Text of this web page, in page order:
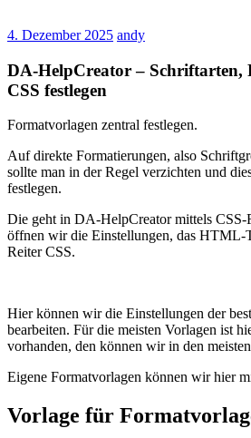
4. Dezember 2025 andy
DA-HelpCreator – Schriftarten,
CSS festlegen
Formatvorlagen zentral festlegen.
Auf direkte Formatierungen, also
sollte man in der Regel verzichten und
festlegen.
Die geht in DA-HelpCreator mittels CSS-
öffnen wir die Einstellungen, das HTML-
Reiter CSS.
Hier können wir die Einstellungen der
bearbeiten. Für die meisten Vorlagen ist
vorhanden, den können wir in den
Eigene Formatvorlagen können wir hier
Vorlage für